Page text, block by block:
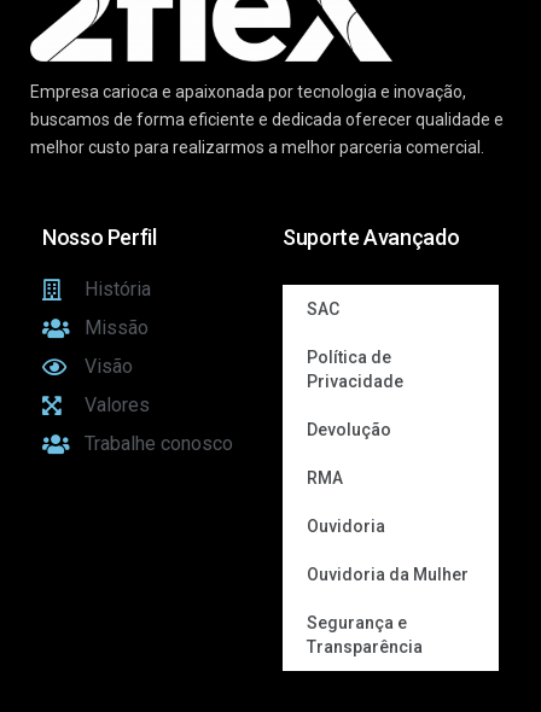
Empresa carioca e apaixonada por tecnologia e inovação,
buscamos de forma eficiente e dedicada oferecer qualidade e
melhor custo para realizarmos a melhor parceria comercial.
Nosso Perfil
História
Missão
Visão
Valores
Trabalhe conosco
Suporte Avançado
SAC
Política de
Privacidade
Devolução
RMA
Ouvidoria
Ouvidoria da Mulher
Segurança e
Transparência